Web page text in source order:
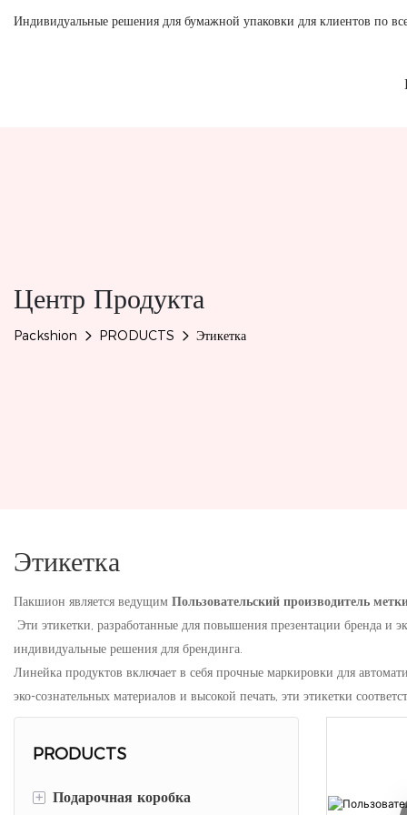
Индивидуальные решения для бумажной упаковки для клиентов по
Центр Продукта
Packshion PRODUCTS Этикетка
Этикетка
Пакшион является ведущим Пользовательский производитель
Эти этикетки, разработанные для повышения презентации бренда
индивидуальные решения для брендинга.
Линейка продуктов включает в себя прочные маркировки для
эко-сознательных материалов и высокой печать, эти этикетки
PRODUCTS
+ Подарочная коробка